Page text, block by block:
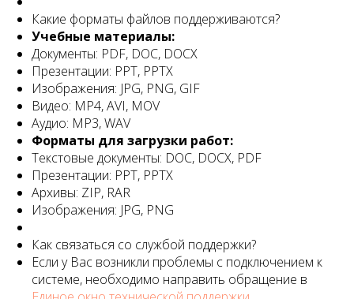
Какие форматы файлов поддерживаются?
Учебные материалы:
Документы: PDF, DOC, DOCX
Презентации: PPT, PPTX
Изображения: JPG, PNG, GIF
Видео: MP4, AVI, MOV
Аудио: MP3, WAV
Форматы для загрузки работ:
Текстовые документы: DOC, DOCX, PDF
Презентации: PPT, PPTX
Архивы: ZIP, RAR
Изображения: JPG, PNG
Как связаться со службой поддержки?
Если у Вас возникли проблемы с подключением к
системе, необходимо направить обращение в